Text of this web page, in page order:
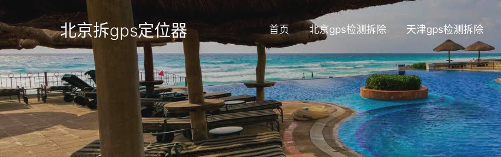
北京拆gps定位器 首页 北京gps检测拆除 天津gps检测拆除